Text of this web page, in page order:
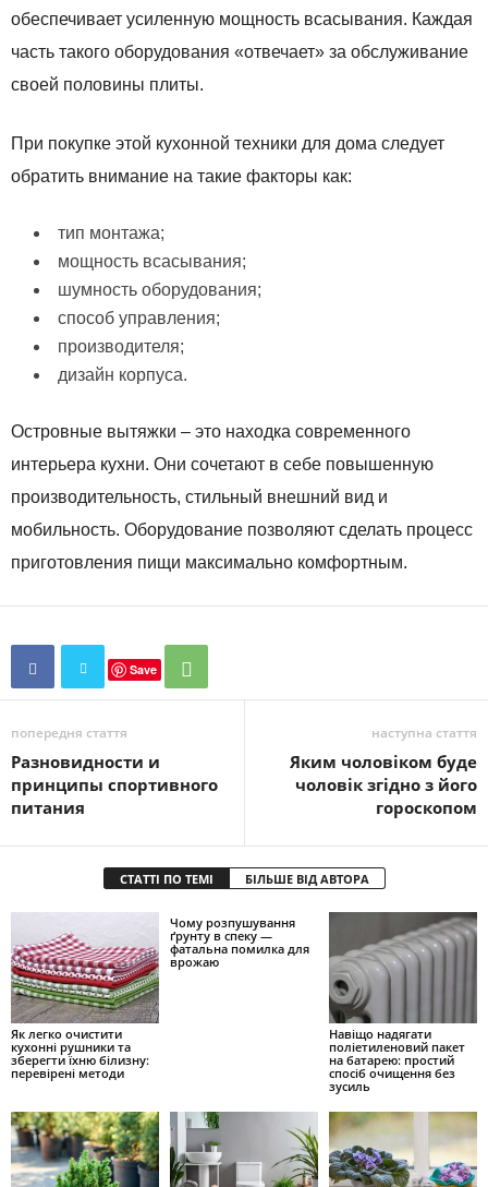
обеспечивает усиленную мощность всасывания. Каждая
часть такого оборудования «отвечает» за обслуживание
своей половины плиты.
При покупке этой кухонной техники для дома следует
обратить внимание на такие факторы как:
тип монтажа;
мощность всасывания;
шумность оборудования;
способ управления;
производителя;
дизайн корпуса.
Островные вытяжки – это находка современного
интерьера кухни. Они сочетают в себе повышенную
производительность, стильный внешний вид и
мобильность. Оборудование позволяют сделать процесс
приготовления пищи максимально комфортным.
Save
попередня стаття
Разновидности и
принципы спортивного
питания
наступна стаття
Яким чоловіком буде
чоловік згідно з його
гороскопом
СТАТТІ ПО ТЕМІ БІЛЬШЕ ВІД АВТОРА
Як легко очистити
кухонні рушники та
зберегти їхню білизну:
перевірені методи
Чому розпушування
ґрунту в спеку —
фатальна помилка для
врожаю
Навіщо надягати
поліетиленовий пакет
на батарею: простий
спосіб очищення без
зусиль